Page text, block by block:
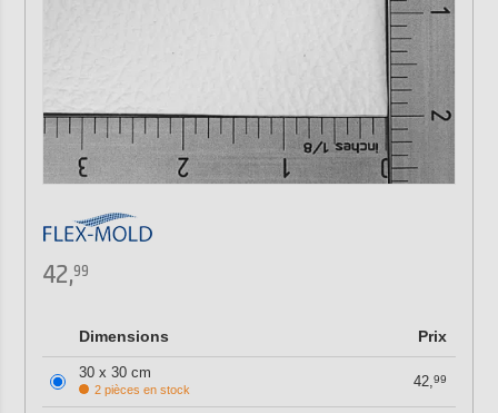
42,99
Dimensions Prix
30 x 30 cm
2 pièces en stock 42,99